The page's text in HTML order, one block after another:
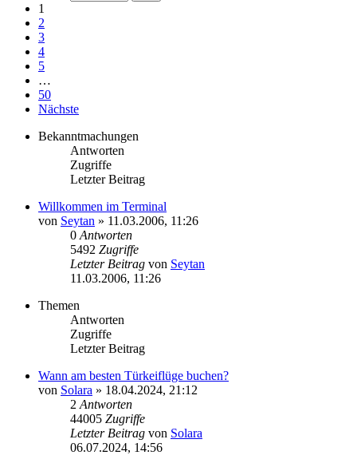
1
2
3
4
5
…
50
Nächste
Bekanntmachungen
Antworten
Zugriffe
Letzter Beitrag
Willkommen im Terminal
von Seytan » 11.03.2006, 11:26
0 Antworten
5492 Zugriffe
Letzter Beitrag von Seytan
11.03.2006, 11:26
Themen
Antworten
Zugriffe
Letzter Beitrag
Wann am besten Türkeiflüge buchen?
von Solara » 18.04.2024, 21:12
2 Antworten
44005 Zugriffe
Letzter Beitrag von Solara
06.07.2024, 14:56